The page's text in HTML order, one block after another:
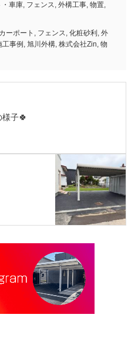
・車庫, フェンス, 外構工事, 物置,
カーポート , フェンス, 化粧砂利 , 外
工事例 , 旭川外構, 株式会社Zin, 物
様子🍀